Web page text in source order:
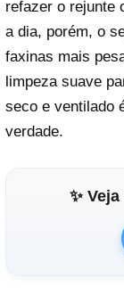
refazer o rejunte
a dia, porém, o
faxinas mais
limpeza suave
seco e ventilado
verdade.
✨